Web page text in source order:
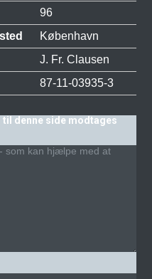
96
København
J. Fr. Clausen
87-11-03935-3
denne side modtages